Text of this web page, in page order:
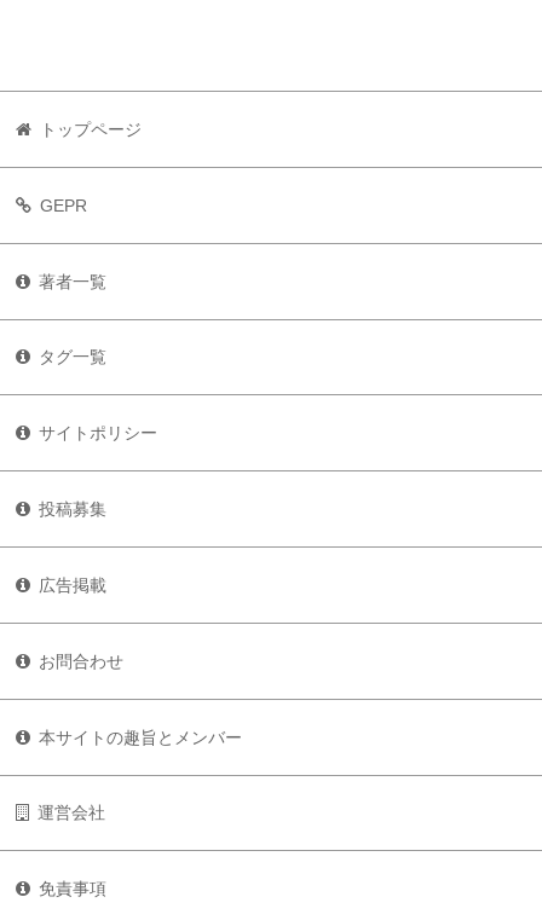
トップページ
GEPR
著者一覧
タグ一覧
サイトポリシー
投稿募集
広告掲載
お問合わせ
本サイトの趣旨とメンバー
運営会社
免責事項